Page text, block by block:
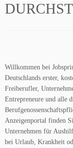
Willkommen bei
Deutschlands erster,
Freiberufler,
Entrepreneure und alle
Anzeigenportal finden
Unternehmen für
bei Urlaub, Krankheit